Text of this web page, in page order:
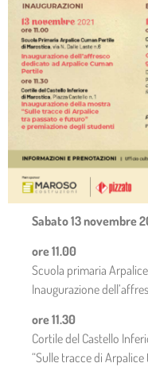
Sabato 13 novembre
ore 11.00
Scuola primaria
Inaugurazione
ore 11.30
Cortile del Castello
“Sulle tracce di